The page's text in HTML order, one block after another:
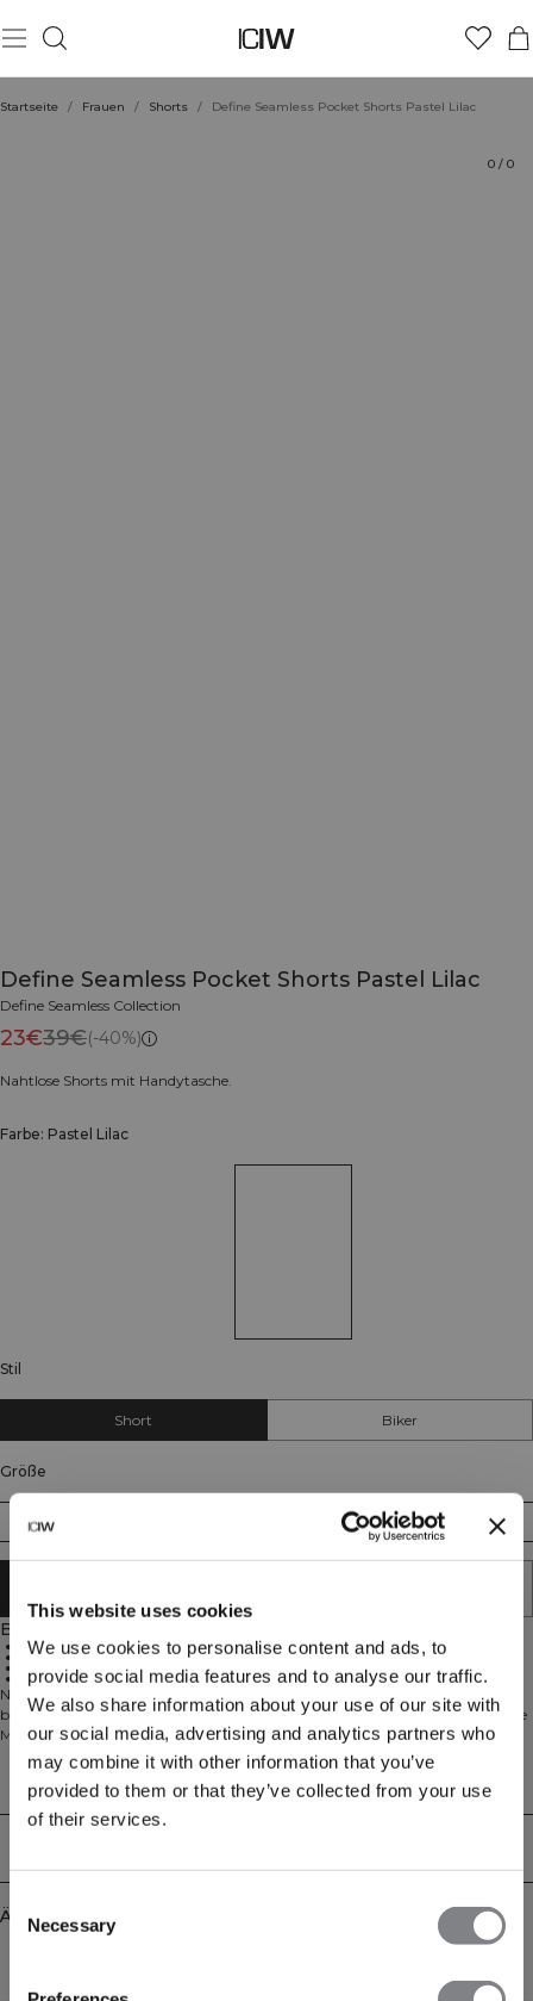
This website uses cookies
We use cookies to personalise content and ads, to
provide social media features and to analyse our traffic.
We also share information about your use of our site with
our social media, advertising and analytics partners who
may combine it with other information that you’ve
provided to them or that they’ve collected from your use
of their services.
Selection
Necessary
Startseite / Frauen / Shorts / Define Seamless Pocket Shorts Pastel Lilac
0 / 0
Define Seamless Pocket Shorts Pastel Lilac
Define Seamless Collection
23€39€(-40%)
Nahtlose Shorts mit Handytasche.
Farbe: Pastel Lilac
Stil
Short Biker
Größe
XS XL XXL
Beschreibung
Nahtlose Verarbeitung
Vier-Wege-Stretch
Hohe Taille
Reißverschlusstasche hinten
Nahtlose Shorts mit Handytasche. Define Seamless ist eine unserer
beliebtesten Kollektionen, und es ist leicht zu verstehen, warum. Das nahtlose
Material ist weich, dehnbar und geschmeidig. Das Ergebnis ist Kleidung mit
viel Bewegungsfreiheit und toller Passform. Tights, Sport-BHs und Tops in
mehreren trendigen Farben machen Define Seamless zur Workout-Kollektion
erster Wahl für viele verschiedene Trainingsarten. Material in 4-Wege-Stretch
der neuesten Nahtlos-Technologie für erhöhte Bewegungsfreiheit beim
12 cm Schrittlänge. Tasche mit verdecktem Reißverschluss und
Elastan.
Technical Aspects
Ähnliche Produkte